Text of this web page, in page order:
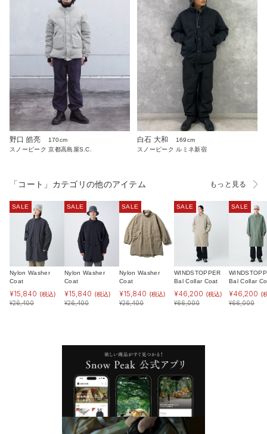
野口 皓亮
170cm
スノーピーク 京都高島屋S.C.
白石 大和
169cm
スノーピーク ルミネ新宿
「コート」カテゴリの他のアイテム もっと見る
SALE
Nylon Washer
Coat
¥15,840 (税込)
¥26,400
SALE
Nylon Washer
Coat
¥15,840 (税込)
¥26,400
SALE
Nylon Washer
Coat
¥15,840 (税込)
¥26,400
SALE
WINDSTOPPER
Bal Collar Coat
¥46,200 (税込)
¥66,000
SALE
Bal Collar
¥46,200 (
¥66,000